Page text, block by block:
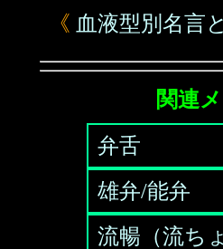
《 血液型別名言
関連
弁舌
雄弁/能弁
流暢（流ち